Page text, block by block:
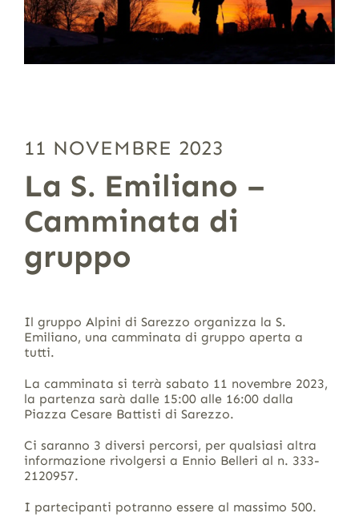
11 NOVEMBRE 2023
La S. Emiliano –
Camminata di
gruppo
Il gruppo Alpini di Sarezzo organizza la S.
Emiliano, una camminata di gruppo aperta a
tutti.
La camminata si terrà sabato 11 novembre 2023,
la partenza sarà dalle 15:00 alle 16:00 dalla
Piazza Cesare Battisti di Sarezzo.
Ci saranno 3 diversi percorsi, per qualsiasi altra
informazione rivolgersi a Ennio Belleri al n. 333-
2120957.
I partecipanti potranno essere al massimo 500.